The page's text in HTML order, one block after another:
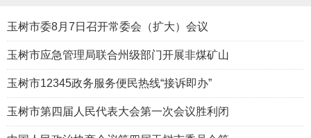
玉树市委8月7日召开常委会（扩大）会议
玉树市应急管理局联合州级部门开展非煤矿山
玉树市12345政务服务便民热线“接诉即办”
玉树市第四届人民代表大会第一次会议胜利闭